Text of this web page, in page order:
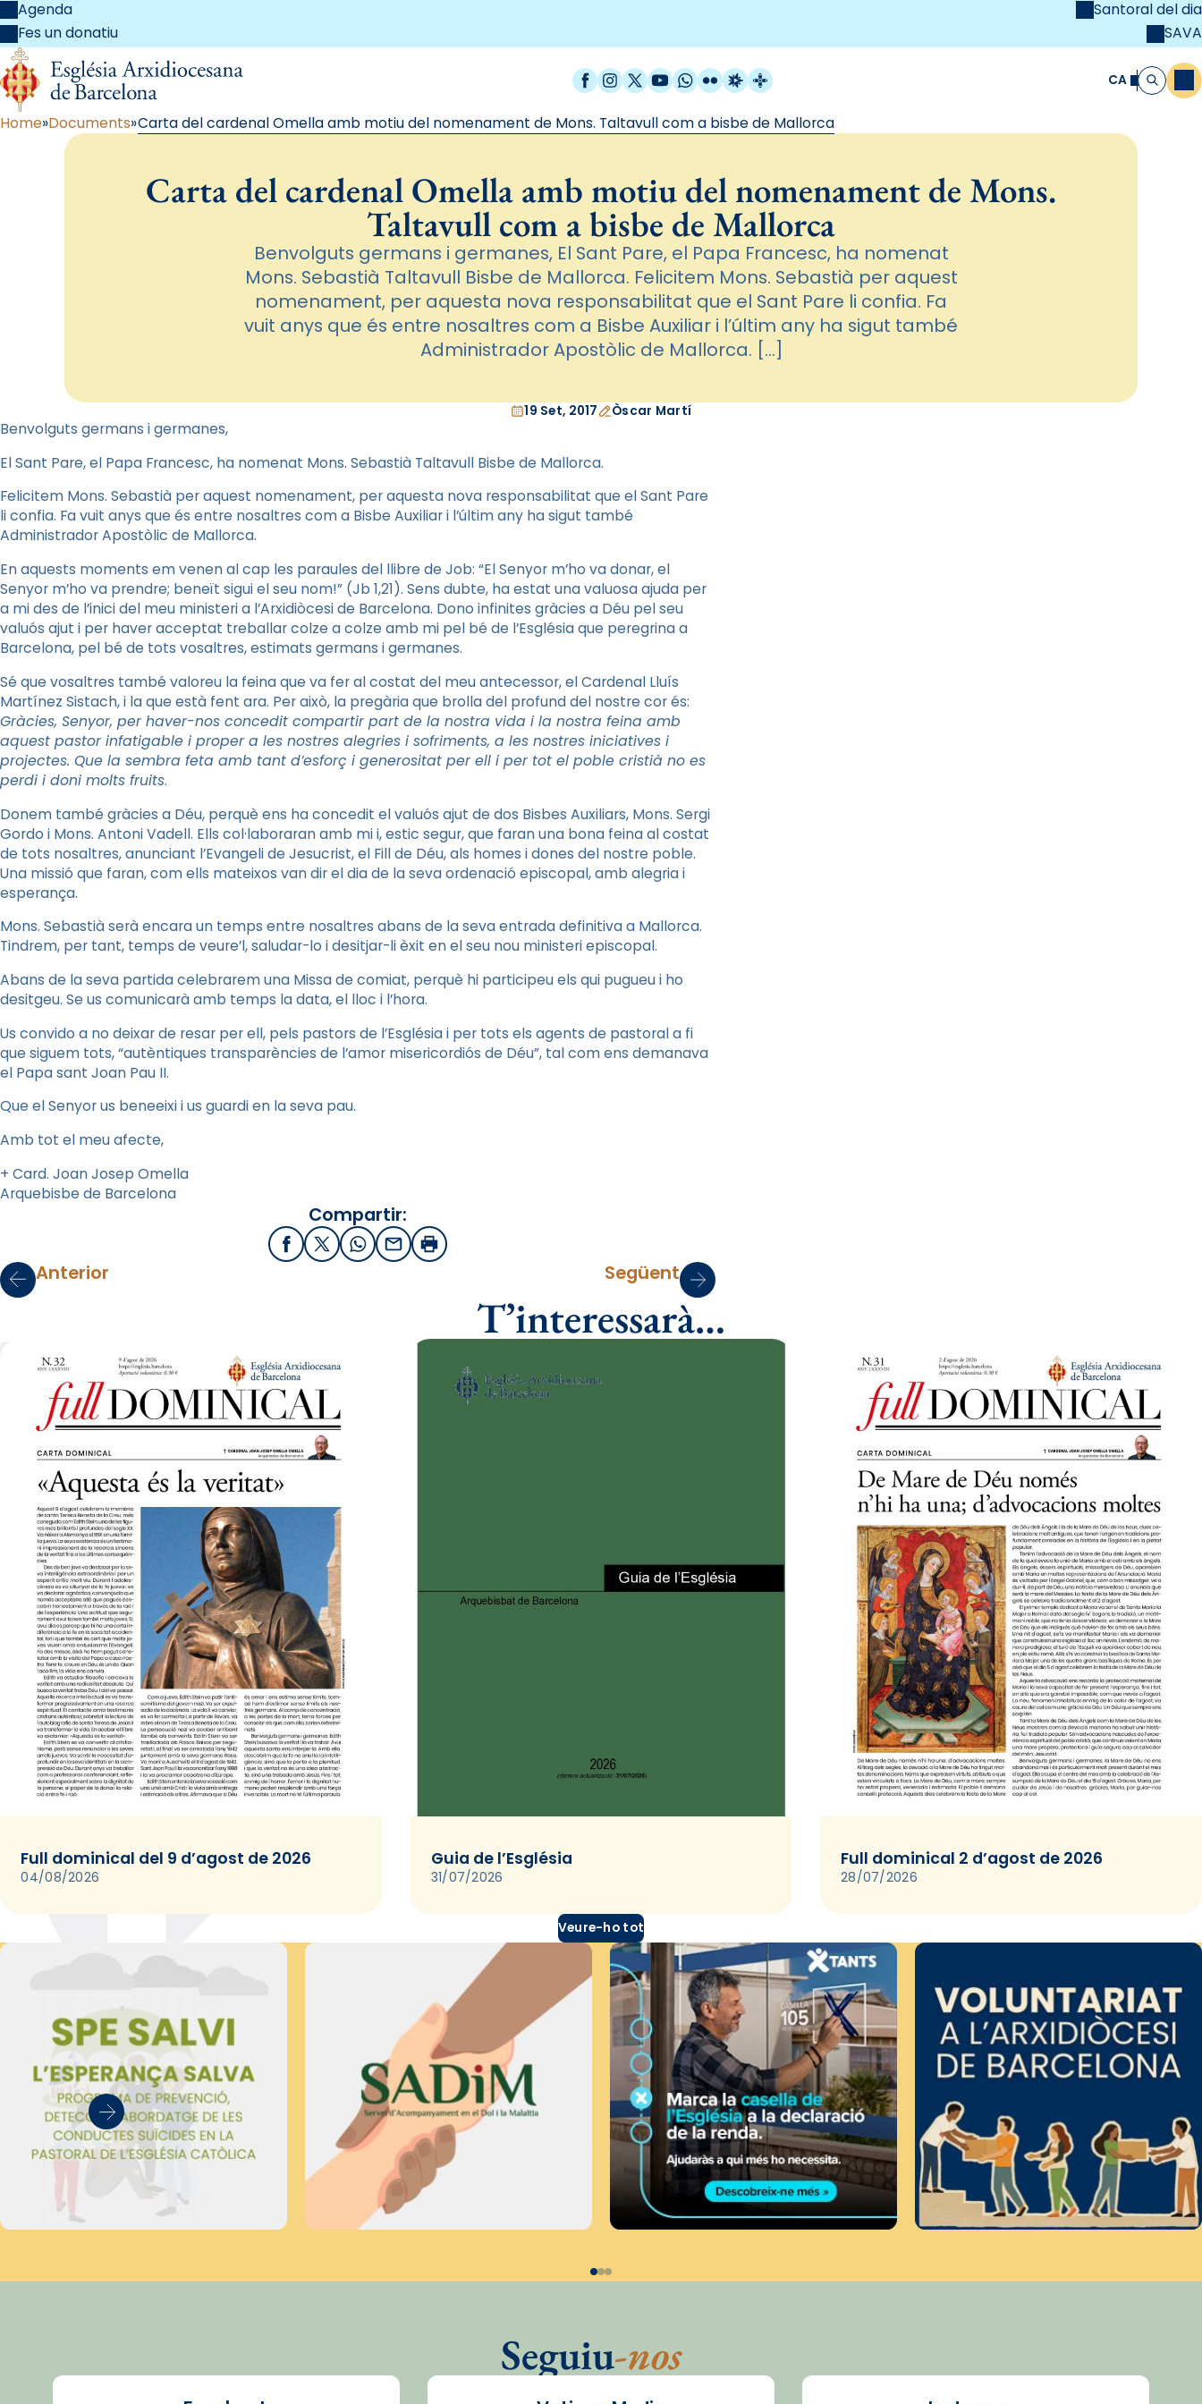
Agenda
Fes un donatiu
Santoral del dia
SAVA
Facebook
Instagram
X / Twitter
YouTube
WhatsApp
FlickrRadio Estel
Catalunya Cristiana CA Cerca
Home Documents Carta del cardenal Omella amb motiu del nomenament de Mons. Taltavull com a bisbe de Mallorca
Carta del cardenal Omella amb motiu del nomenament de Mons.
Taltavull com a bisbe de Mallorca
Benvolguts germans i germanes, El Sant Pare, el Papa Francesc, ha nomenat
Mons. Sebastià Taltavull Bisbe de Mallorca. Felicitem Mons. Sebastià per aquest
nomenament, per aquesta nova responsabilitat que el Sant Pare li confia. Fa
vuit anys que és entre nosaltres com a Bisbe Auxiliar i l’últim any ha sigut també
Administrador Apostòlic de Mallorca. […]
19 Set, 2017 Òscar Martí
Benvolguts germans i germanes,
El Sant Pare, el Papa Francesc, ha nomenat Mons. Sebastià Taltavull Bisbe de Mallorca.
Felicitem Mons. Sebastià per aquest nomenament, per aquesta nova responsabilitat que el Sant Pare
li confia. Fa vuit anys que és entre nosaltres com a Bisbe Auxiliar i l’últim any ha sigut també
Administrador Apostòlic de Mallorca.
En aquests moments em venen al cap les paraules del llibre de Job: “El Senyor m’ho va donar, el
Senyor m’ho va prendre; beneït sigui el seu nom!” (Jb 1,21). Sens dubte, ha estat una valuosa ajuda per
a mi des de l’inici del meu ministeri a l’Arxidiòcesi de Barcelona. Dono infinites gràcies a Déu pel seu
valuós ajut i per haver acceptat treballar colze a colze amb mi pel bé de l’Església que peregrina a
Barcelona, pel bé de tots vosaltres, estimats germans i germanes.
Sé que vosaltres també valoreu la feina que va fer al costat del meu antecessor, el Cardenal Lluís
Martínez Sistach, i la que està fent ara. Per això, la pregària que brolla del profund del nostre cor és:
Gràcies, Senyor, per haver-nos concedit compartir part de la nostra vida i la nostra feina amb
aquest pastor infatigable i proper a les nostres alegries i sofriments, a les nostres iniciatives i
projectes. Que la sembra feta amb tant d’esforç i generositat per ell i per tot el poble cristià no es
perdi i doni molts fruits.
Donem també gràcies a Déu, perquè ens ha concedit el valuós ajut de dos Bisbes Auxiliars, Mons. Sergi
Gordo i Mons. Antoni Vadell. Ells col·laboraran amb mi i, estic segur, que faran una bona feina al costat
de tots nosaltres, anunciant l’Evangeli de Jesucrist, el Fill de Déu, als homes i dones del nostre poble.
Una missió que faran, com ells mateixos van dir el dia de la seva ordenació episcopal, amb alegria i
esperança.
Mons. Sebastià serà encara un temps entre nosaltres abans de la seva entrada definitiva a Mallorca.
Tindrem, per tant, temps de veure’l, saludar-lo i desitjar-li èxit en el seu nou ministeri episcopal.
Abans de la seva partida celebrarem una Missa de comiat, perquè hi participeu els qui pugueu i ho
desitgeu. Se us comunicarà amb temps la data, el lloc i l’hora.
Us convido a no deixar de resar per ell, pels pastors de l’Església i per tots els agents de pastoral a fi
que siguem tots, “autèntiques transparències de l’amor misericordiós de Déu”, tal com ens demanava
el Papa sant Joan Pau II.
Que el Senyor us beneeixi i us guardi en la seva pau.
Amb tot el meu afecte,
+ Card. Joan Josep Omella
Arquebisbe de Barcelona
Compartir:
FacebookX / Twitter
WhatsApp
EmailImprimir
Anterior Següent
T’interessarà…
Full dominical del 9 d’agost de 2026
04/08/2026
Guia de l’Església
31/07/2026
Full dominical 2 d’agost de 2026
28/07/2026
Veure-ho tot
Seguiu-nos